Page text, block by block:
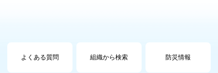
よくある質問 組織から検索 防災情報